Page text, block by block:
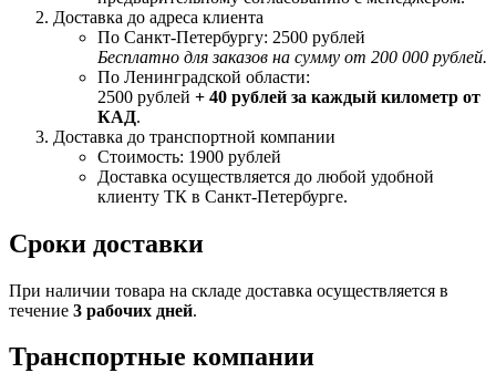
Доставка до адреса клиента
По Санкт-Петербургу: 2500 рублей
Бесплатно для заказов на сумму от 200 000 рублей.
По Ленинградской области:
2500 рублей + 40 рублей за каждый километр от
КАД.
Доставка до транспортной компании
Стоимость: 1900 рублей
Доставка осуществляется до любой удобной
клиенту ТК в Санкт-Петербурге.
Сроки доставки
При наличии товара на складе доставка осуществляется в
течение 3 рабочих дней.
Транспортные компании